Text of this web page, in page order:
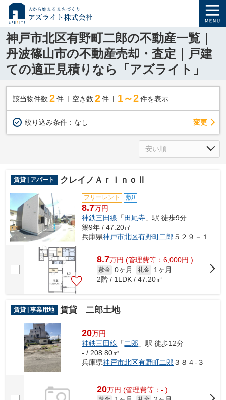
神戸市北区有野町二郎の不動産一覧｜
丹波篠山市の不動産売却・査定｜戸建
ての適正見積りなら「アズライト」
該当物件数 2件 空き数 2 件 1～2 件を表示
絞り込み条件： なし 変更
賃貸 | アパート クレイノＡｒｉｎｏⅡ
フリーレント 敷0
8.7万円
神鉄三田線 「田尾寺 」駅 徒歩9分
築9年 / 47.20㎡
兵庫県神戸市北区有野町二郎 ５２９－１
8.7万円 (管理費等：6,000円 )
敷金 0ヶ月 礼金
1ヶ月
2階 / 1LDK / 47.20㎡
賃貸 | 事業用地 賃貸 二郎土地
20万円
神鉄三田線 「二郎 」駅 徒歩12分
- / 208.80㎡
兵庫県神戸市北区有野町二郎 ３８４-３
20万円 (管理費等：- )